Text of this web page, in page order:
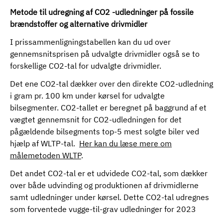
Metode til udregning af CO2 -udledninger på fossile
brændstoffer og alternative drivmidler
I prissammenligningstabellen kan du ud over
gennemsnitsprisen på udvalgte drivmidler også se to
forskellige CO2-tal for udvalgte drivmidler.
Det ene CO2-tal dækker over den direkte CO2-udledning
i gram pr. 100 km under kørsel for udvalgte
bilsegmenter. CO2-tallet er beregnet på baggrund af et
vægtet gennemsnit for CO2-udledningen for det
pågældende bilsegments top-5 mest solgte biler ved
hjælp af WLTP-tal. Her kan du læse mere om
målemetoden WLTP.
Det andet CO2-tal er et udvidede CO2-tal, som dækker
over både udvinding og produktionen af drivmidlerne
samt udledninger under kørsel. Dette CO2-tal udregnes
som forventede vugge-til-grav udledninger for 2023